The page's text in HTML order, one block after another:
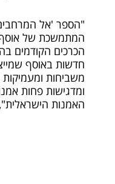
"הספר 'אל
המתמשכת של אוסף
חדשות באוסף
משביחות
ומדגישות פחות
האמנות